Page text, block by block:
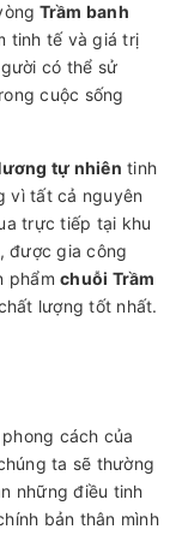
Trầm banh
tinh tế và giá trị
có thể sử
cuộc sống
tự nhiên tinh
vì tất cả nguyên
trực tiếp tại khu
được gia công
phẩm chuỗi Trầm
lượng tốt nhất.
cách của
ta sẽ thường
những điều tinh
bản thân mình